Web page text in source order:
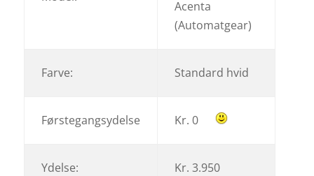
Acenta
(Automatgear)
Farve: Standard hvid
Førstegangsydelse Kr. 0
Ydelse: Kr. 3.950